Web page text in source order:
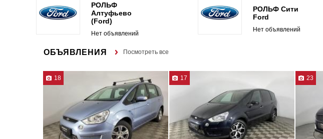
РОЛЬФ
Алтуфьево
(Ford)
Нет объявлений
РОЛЬФ Сити
Ford
Нет объявлений
ОБЪЯВЛЕНИЯ Посмотреть все
18 17 23